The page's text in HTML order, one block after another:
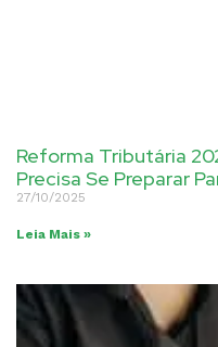
Reforma Tributária
Precisa Se Preparar
27/10/2025
Leia Mais »